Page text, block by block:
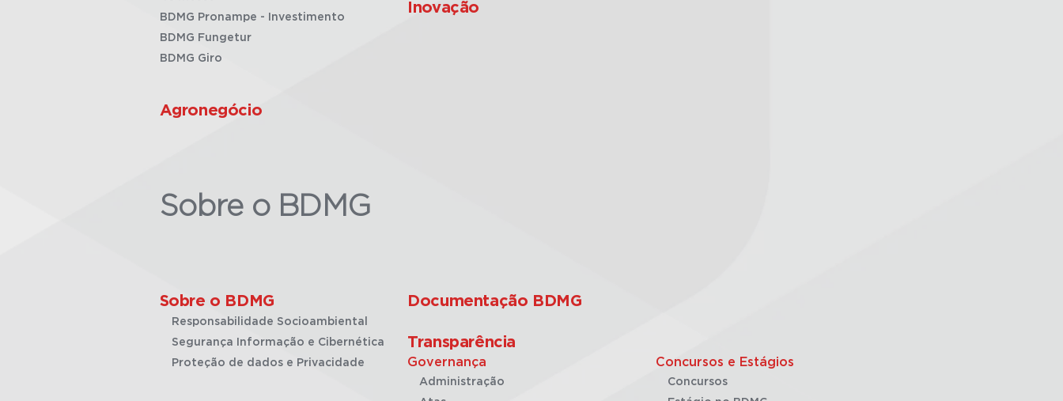
BDMG Pronampe - Investimento
BDMG Fungetur
BDMG Giro
Agronegócio
Inovação
Sobre o BDMG
Sobre o BDMG
Responsabilidade Socioambiental
Segurança Informação e Cibernética
Proteção de dados e Privacidade
Documentação BDMG
Transparência
Governança
Administração
Concursos e Estágios
Concursos